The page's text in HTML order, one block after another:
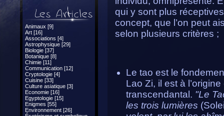
Animaux [9]
Art [16]
Associations [4]
Astrophysique [29]
Biologie [37]
Botanique [8]
Chimie [11]
Communication [12]
Cryptologie [4]
Cuisine [33]
Culture asiatique [3]
Economie [16]
Egyptologie [15]
Enigmes [55]
Environnement [26]
qui y sont plus
concept, que l’on peut
selon plusieurs critères ;
Le tao est le
Lao Zi, il est à
transcendantal. "Le
les trois lumières